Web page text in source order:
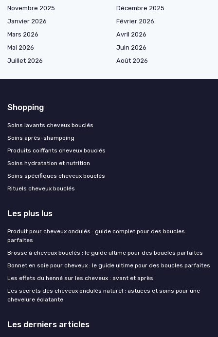
Novembre 2025
Décembre 2025
Janvier 2026
Février 2026
Mars 2026
Avril 2026
Mai 2026
Juin 2026
Juillet 2026
Août 2026
Shopping
Soins lavants cheveux bouclés
Soins après-shampoing
Produits coiffants cheveux bouclés
Soins hydratation et nutrition
Soins spécifiques cheveux bouclés
Rituels cheveux bouclés
Les plus lus
Produit pour cheveux ondulés : guide complet pour des boucles
parfaites
Brosse à cheveux bouclés : le guide ultime pour des boucles parfaites
Bonnet en soie pour cheveux : le guide ultime pour des boucles parfaites
Les effets du henné sur les cheveux : avant et après
Les secrets des cheveux ondulés naturel : astuces et soins pour une
chevelure éclatante
Les derniers articles